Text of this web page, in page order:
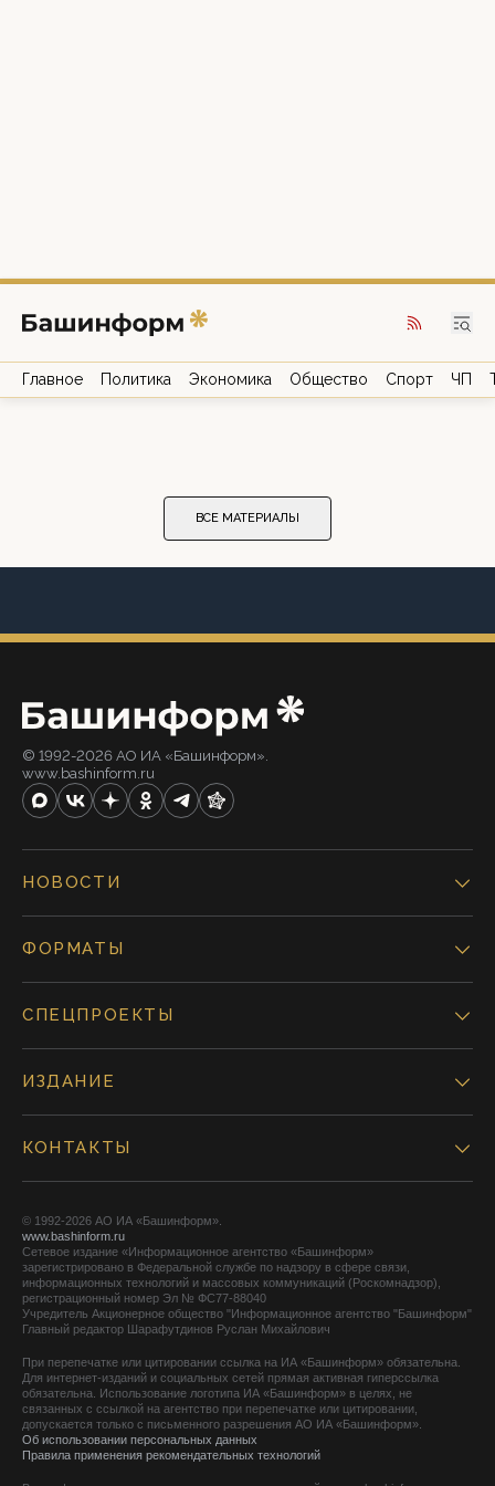
Главное Политика Экономика Общество Спорт ЧП
ВСЕ МАТЕРИАЛЫ
© 1992-2026 АО ИА «Башинформ».
www.bashinform.ru
НОВОСТИ
ФОРМАТЫ
СПЕЦПРОЕКТЫ
ИЗДАНИЕ
КОНТАКТЫ
© 1992-2026 АО ИА «Башинформ».
www.bashinform.ru
Сетевое издание «Информационное агентство «Башинформ»
зарегистрировано в Федеральной службе по надзору в сфере связи,
информационных технологий и массовых коммуникаций (Роскомнадзор),
регистрационный номер Эл № ФС77-88040
Учредитель Акционерное общество "Информационное агентство "Башинформ"
Главный редактор Шарафутдинов Руслан Михайлович
При перепечатке или цитировании ссылка на ИА «Башинформ» обязательна.
Для интернет-изданий и социальных сетей прямая активная гиперссылка
обязательна. Использование логотипа ИА «Башинформ» в целях, не
связанных с ссылкой на агентство при перепечатке или цитировании,
допускается только с письменного разрешения АО ИА «Башинформ».
Об использовании персональных данных
Правила применения рекомендательных технологий